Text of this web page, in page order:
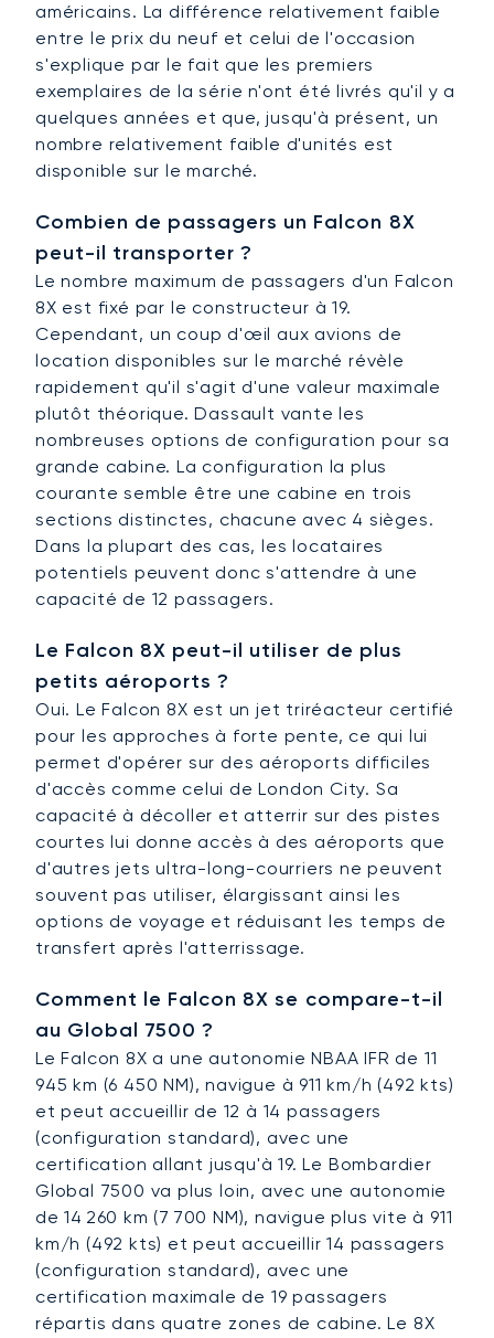
américains. La différence relativement faible
entre le prix du neuf et celui de l'occasion
s'explique par le fait que les premiers
exemplaires de la série n'ont été livrés qu'il y a
quelques années et que, jusqu'à présent, un
nombre relativement faible d'unités est
disponible sur le marché.
Combien de passagers un Falcon 8X
peut-il transporter ?
Le nombre maximum de passagers d'un Falcon
8X est fixé par le constructeur à 19.
Cependant, un coup d'œil aux avions de
location disponibles sur le marché révèle
rapidement qu'il s'agit d'une valeur maximale
plutôt théorique. Dassault vante les
nombreuses options de configuration pour sa
grande cabine. La configuration la plus
courante semble être une cabine en trois
sections distinctes, chacune avec 4 sièges.
Dans la plupart des cas, les locataires
potentiels peuvent donc s'attendre à une
capacité de 12 passagers.
Le Falcon 8X peut-il utiliser de plus
petits aéroports ?
Oui. Le Falcon 8X est un jet triréacteur certifié
pour les approches à forte pente, ce qui lui
permet d'opérer sur des aéroports difficiles
d'accès comme celui de London City. Sa
capacité à décoller et atterrir sur des pistes
courtes lui donne accès à des aéroports que
d'autres jets ultra-long-courriers ne peuvent
souvent pas utiliser, élargissant ainsi les
options de voyage et réduisant les temps de
transfert après l'atterrissage.
Comment le Falcon 8X se compare-t-il
au Global 7500 ?
Le Falcon 8X a une autonomie NBAA IFR de 11
945 km (6 450 NM), navigue à 911 km/h (492 kts)
et peut accueillir de 12 à 14 passagers
(configuration standard), avec une
certification allant jusqu'à 19. Le Bombardier
Global 7500 va plus loin, avec une autonomie
de 14 260 km (7 700 NM), navigue plus vite à 911
km/h (492 kts) et peut accueillir 14 passagers
(configuration standard), avec une
certification maximale de 19 passagers
répartis dans quatre zones de cabine. Le 8X